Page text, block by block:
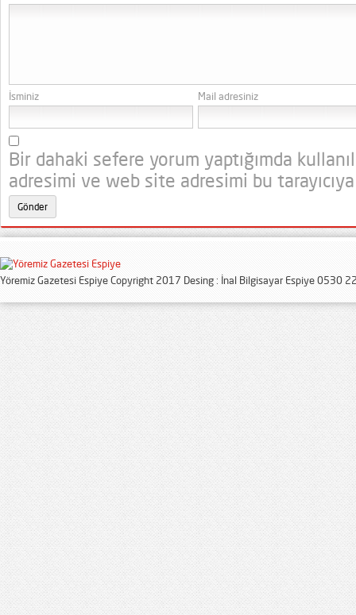
İsminiz Mail adresiniz
Bir dahaki sefere yorum yaptığımda
adresimi ve web site adresimi bu
Yöremiz Gazetesi Espiye Copyright 2017 Desing : İnal Bilgisayar Espiye 0530